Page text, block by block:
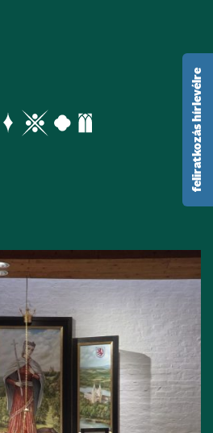
feliratkozás hírlevélre